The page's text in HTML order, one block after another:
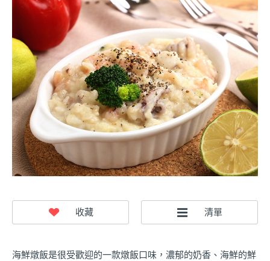
海鮮燉飯是很受歡迎的一款燉飯口味，濃郁的奶香、海鮮的鮮